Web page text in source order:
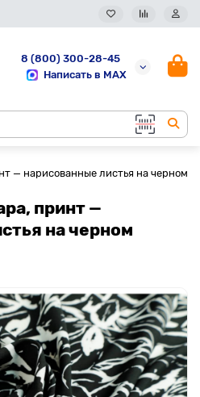
8 (800) 300-28-45
Написать в MAX
— нарисованные листья на черном
принт —
на черном